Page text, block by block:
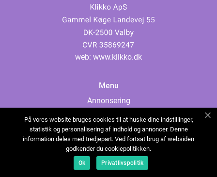
web: www.klikko.dk
Menu
Annonsering
Cookies
Kontakta oss
Sitemap
På vores website bruges cookies til at huske dine indstillinger,
statistik og personalisering af indhold og annoncer. Denne
information deles med tredjepart. Ved fortsat brug af websiden
godkender du cookiepolitikken.
Ok Privatlivspolitik